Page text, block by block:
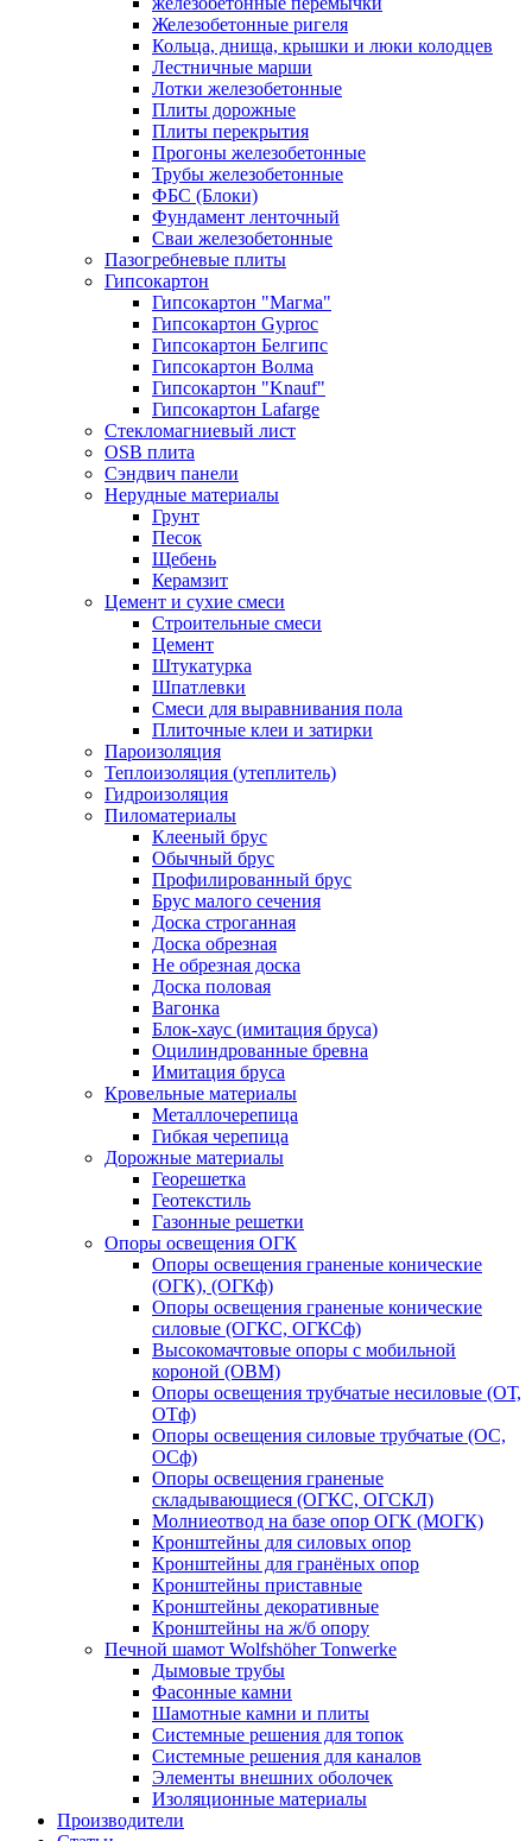
Железобетонные ригеля
Кольца, днища, крышки и люки колодцев
Лестничные марши
Лотки железобетонные
Плиты дорожные
Плиты перекрытия
Прогоны железобетонные
Трубы железобетонные
ФБС (Блоки)
Фундамент ленточный
Сваи железобетонные
Пазогребневые плиты
Гипсокартон
Гипсокартон "Магма"
Гипсокартон Gyproc
Гипсокартон Белгипс
Гипсокартон Волма
Гипсокартон "Knauf"
Гипсокартон Lafarge
Стекломагниевый лист
OSB плита
Сэндвич панели
Нерудные материалы
Грунт
Песок
Щебень
Керамзит
Цемент и сухие смеси
Строительные смеси
Цемент
Штукатурка
Шпатлевки
Смеси для выравнивания пола
Плиточные клеи и затирки
Пароизоляция
Теплоизоляция (утеплитель)
Гидроизоляция
Пиломатериалы
Клееный брус
Обычный брус
Профилированный брус
Брус малого сечения
Доска строганная
Доска обрезная
Не обрезная доска
Доска половая
Вагонка
Блок-хаус (имитация бруса)
Оцилиндрованные бревна
Имитация бруса
Кровельные материалы
Металлочерепица
Гибкая черепица
Дорожные материалы
Георешетка
Геотекстиль
Газонные решетки
Опоры освещения ОГК
Опоры освещения граненые конические
(ОГК), (ОГКф)
Опоры освещения граненые конические
силовые (ОГКС, ОГКСф)
Высокомачтовые опоры с мобильной
короной (ОВМ)
Опоры освещения трубчатые несиловые (ОТ,
ОТф)
Опоры освещения силовые трубчатые (ОС,
ОСф)
Опоры освещения граненые
складывающиеся (ОГКС, ОГСКЛ)
Молниеотвод на базе опор ОГК (МОГК)
Кронштейны для силовых опор
Кронштейны для гранёных опор
Кронштейны приставные
Кронштейны декоративные
Кронштейны на ж/б опору
Печной шамот Wolfshöher Tonwerke
Дымовые трубы
Фасонные камни
Шамотные камни и плиты
Системные решения для топок
Системные решения для каналов
Элементы внешних оболочек
Изоляционные материалы
Производители